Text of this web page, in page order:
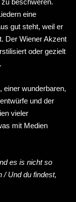
eine
gut steht, weil er
Der Wiener Akzent
oder gezielt
einer wunderbaren,
und der
vieler
mit Medien
es is nicht so
/ Und du findest,